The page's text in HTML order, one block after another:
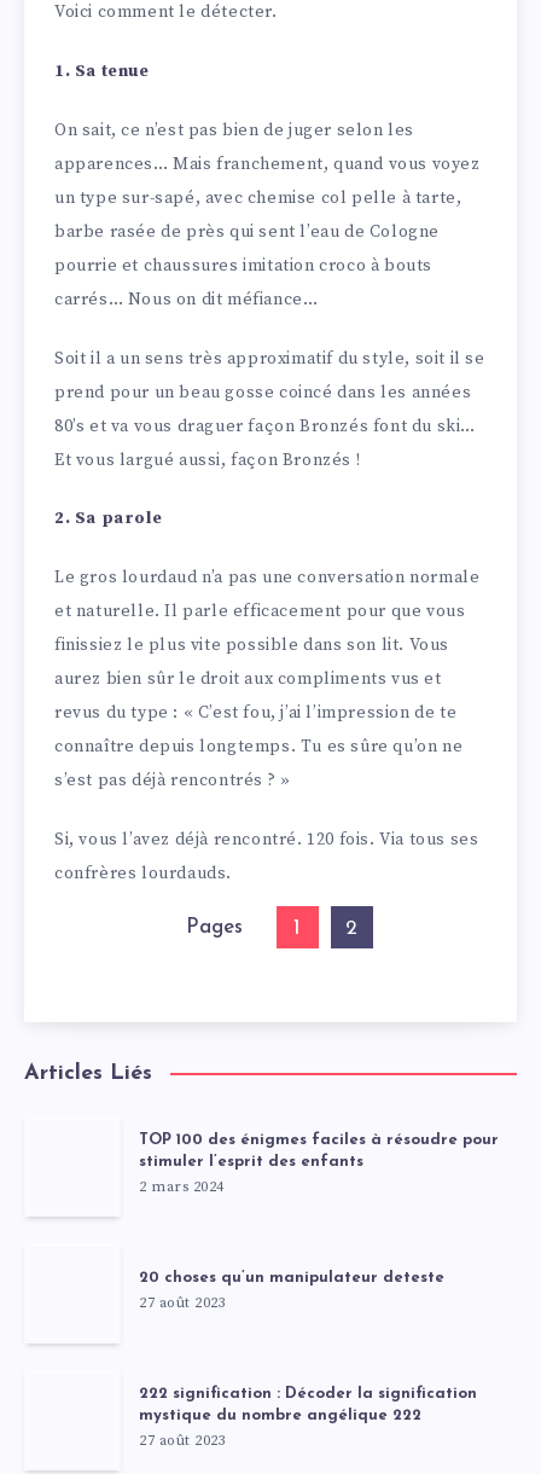
Voici comment le détecter.
1. Sa tenue
On sait, ce n’est pas bien de juger selon les
apparences… Mais franchement, quand vous voyez
un type sur-sapé, avec chemise col pelle à tarte,
barbe rasée de près qui sent l’eau de Cologne
pourrie et chaussures imitation croco à bouts
carrés… Nous on dit méfiance…
Soit il a un sens très approximatif du style, soit il se
prend pour un beau gosse coincé dans les années
80’s et va vous draguer façon Bronzés font du ski…
Et vous largué aussi, façon Bronzés !
2. Sa parole
Le gros lourdaud n’a pas une conversation normale
et naturelle. Il parle efficacement pour que vous
finissiez le plus vite possible dans son lit. Vous
aurez bien sûr le droit aux compliments vus et
revus du type : « C’est fou, j’ai l’impression de te
connaître depuis longtemps. Tu es sûre qu’on ne
s’est pas déjà rencontrés ? »
Si, vous l’avez déjà rencontré. 120 fois. Via tous ses
confrères lourdauds.
Pages 1 2
Articles Liés
TOP 100 des énigmes faciles à résoudre pour
stimuler l’esprit des enfants
2 mars 2024
20 choses qu’un manipulateur deteste
27 août 2023
222 signification : Décoder la signification
mystique du nombre angélique 222
27 août 2023